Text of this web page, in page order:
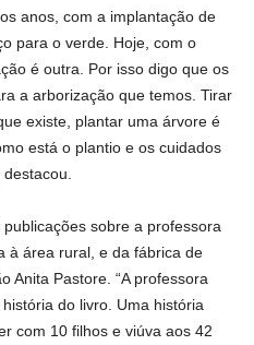
anos, com a implantação de
para o verde. Hoje, com o
é outra. Por isso digo que os
a arborização que temos. Tirar
existe, plantar uma árvore é
está o plantio e os cuidados
sobre a professora
à área rural, e da fábrica de
Anita Pastore. “A professora
do livro. Uma história
com 10 filhos e viúva aos 42